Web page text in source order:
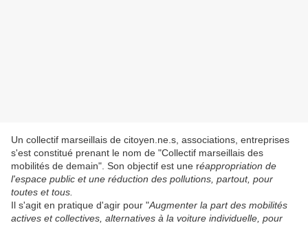
Un collectif marseillais de citoyen.ne.s, associations, entreprises
s'est constitué prenant le nom de "Collectif marseillais des
mobilités de demain". Son objectif est une réappropriation de
l'espace public et une réduction des pollutions, partout, pour
toutes et tous.
Il s'agit en pratique d'agir pour "Augmenter la part des mobilités
actives et collectives, alternatives à la voiture individuelle pour